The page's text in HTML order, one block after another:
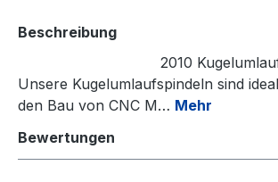
Beschreibung
2010
Unsere Kugelumlaufspindeln sind
den Bau von CNC M… Mehr
Bewertungen